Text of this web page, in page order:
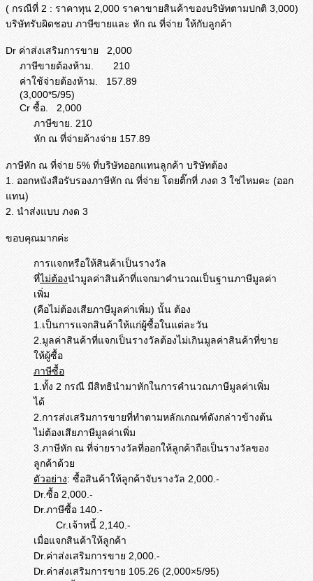
( กรณีที่ 2 : ราคาทุน 2,000 ราคาขายสินค้าของบริษัทตามปกติ 3,000)
บริษัทรับผิดชอบ ภาษีขายและ หัก ณ ที่จ่าย ให้กับลูกค้า
Dr ค่าส่งเสริมการขาย 2,000
ภาษีขายต้องห้าม. 210
ค่าใช้จ่ายต้องห้าม. 157.89
(3,000*5/95)
Cr ซื้อ. 2,000
ภาษีขาย. 210
หัก ณ ที่จ่ายค้างจ่าย 157.89
ภาษีหัก ณ ที่จ่าย 5% ที่บริษัทออกแทนลูกค้า บริษัทต้อง
1. ออกหนังสือรับรองภาษีหัก ณ ที่จ่าย โดยติ๊กที่ ภงด 3 ใช่ไหมคะ (ออก
แทน)
2. นำส่งแบบ ภงด 3
ขอบคุณมากค่ะ
การแจกหรือให้สินค้าเป็นรางวัล
ที่ไม่ต้องนำมูลค่าสินค้าที่แจกมาคำนวณเป็นฐานภาษีมูลค่า
เพิ่ม
(คือไม่ต้องเสียภาษีมูลค่าเพิ่ม) นั้น ต้อง
1.เป็นการแจกสินค้าให้แก่ผู้ซื้อในแต่ละวัน
2.มูลค่าสินค้าที่แจกเป็นรางวัลต้องไม่เกินมูลค่าสินค้าที่ขาย
ให้ผู้ซื้อ
ภาษีซื้อ
1.ทั้ง 2 กรณี มีสิทธินำมาหักในการคำนวณภาษีมูลค่าเพิ่ม
ได้
2.การส่งเสริมการขายที่ทำตามหลักเกณฑ์ดังกล่าวข้างต้น
ไม่ต้องเสียภาษีมูลค่าเพิ่ม
3.ภาษีหัก ณ ที่จ่ายรางวัลที่ออกให้ลูกค้าถือเป็นรางวัลของ
ลูกค้าด้วย
ตัวอย่าง: ซื้อสินค้าให้ลูกค้าจับรางวัล 2,000.-
Dr.ซื้อ 2,000.-
Dr.ภาษีซื้อ 140.-
Cr.เจ้าหนี้ 2,140.-
เมื่อแจกสินค้าให้ลูกค้า
Dr.ค่าส่งเสริมการขาย 2,000.-
Dr.ค่าส่งเสริมการขาย 105.26 (2,000×5/95)